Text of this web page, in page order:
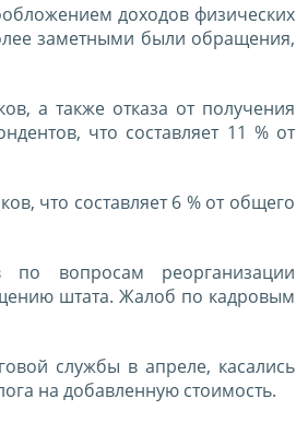
доходов физических
заметными были обращения,
а также отказа от получения
что составляет 11 % от
что составляет 6 % от общего
по вопросам реорганизации
штата. Жалоб по кадровым
службы в апреле, касались
на добавленную стоимость.